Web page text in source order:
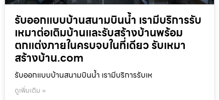
รับออกแบบบ้านสนามบินน้ำ เรามีบริการรับ
เหมาต่อเติมบ้านและรับสร้างบ้านพร้อม
ตกแต่งภายในครบจบในที่เดียว รับเหมา
สร้างบ้าน.com
รับออกแบบบ้านสนามบินน้ำ เรามีบริการรับเห
ดูเพิ่มเติม »